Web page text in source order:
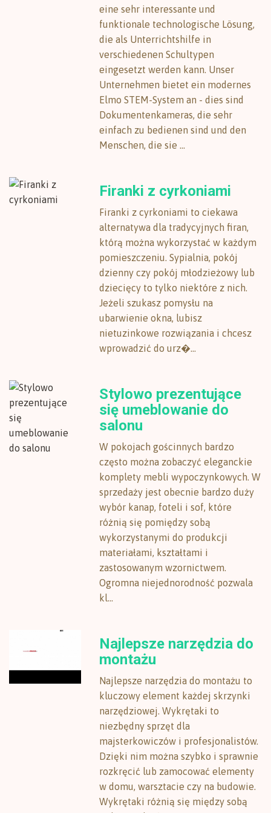
eine sehr interessante und
funktionale technologische Lösung,
die als Unterrichtshilfe in
verschiedenen Schultypen
eingesetzt werden kann. Unser
Unternehmen bietet ein modernes
Elmo STEM-System an - dies sind
Dokumentenkameras, die sehr
einfach zu bedienen sind und den
Menschen, die sie ...
Firanki z cyrkoniami
Firanki z cyrkoniami to ciekawa
alternatywa dla tradycyjnych firan,
którą można wykorzystać w każdym
pomieszczeniu. Sypialnia, pokój
dzienny czy pokój młodzieżowy lub
dziecięcy to tylko niektóre z nich.
Jeżeli szukasz pomysłu na
ubarwienie okna, lubisz
nietuzinkowe rozwiązania i chcesz
wprowadzić do urz�...
Stylowo prezentujące
się umeblowanie do
salonu
W pokojach gościnnych bardzo
często można zobaczyć eleganckie
komplety mebli wypoczynkowych. W
sprzedaży jest obecnie bardzo duży
wybór kanap, foteli i sof, które
różnią się pomiędzy sobą
wykorzystanymi do produkcji
materiałami, kształtami i
zastosowanym wzornictwem.
Ogromna niejednorodność pozwala
kl...
Najlepsze narzędzia do
montażu
Najlepsze narzędzia do montażu to
kluczowy element każdej skrzynki
narzędziowej. Wykrętaki to
niezbędny sprzęt dla
majsterkowiczów i profesjonalistów.
Dzięki nim można szybko i sprawnie
rozkręcić lub zamocować elementy
w domu, warsztacie czy na budowie.
Wykrętaki różnią się między sobą